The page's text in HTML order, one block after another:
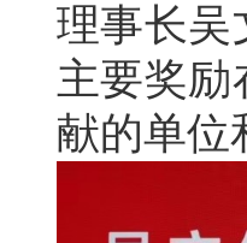
理事长吴
主要奖励
献的单位